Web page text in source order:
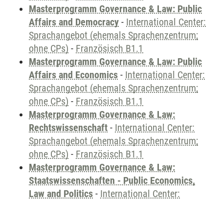
Masterprogramm Governance & Law: Public
Affairs and Democracy - International Center:
Sprachangebot (ehemals Sprachenzentrum;
ohne CPs) - Französisch B1.1
Masterprogramm Governance & Law: Public
Affairs and Economics - International Center:
Sprachangebot (ehemals Sprachenzentrum;
ohne CPs) - Französisch B1.1
Masterprogramm Governance & Law:
Rechtswissenschaft - International Center:
Sprachangebot (ehemals Sprachenzentrum;
ohne CPs) - Französisch B1.1
Masterprogramm Governance & Law:
Staatswissenschaften - Public Economics,
Law and Politics - International Center: